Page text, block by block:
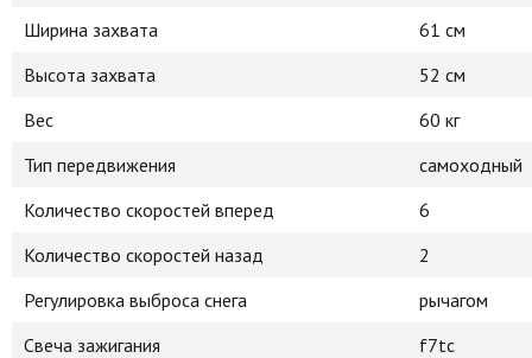
Ширина захвата
61 см
Высота захвата
52 см
Вес
60 кг
Тип передвижения
самоходный
Количество скоростей вперед
6
Количество скоростей назад
2
Регулировка выброса снега
рычагом
Свеча зажигания
f7tc